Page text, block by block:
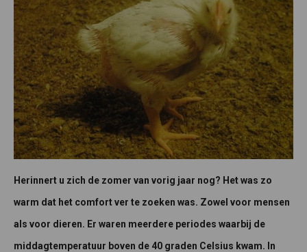
Herinnert u zich de zomer van vorig jaar nog? Het was zo
warm dat het comfort ver te zoeken was. Zowel voor mensen
als voor dieren. Er waren meerdere periodes waarbij de
middagtemperatuur boven de 40 graden Celsius kwam. In